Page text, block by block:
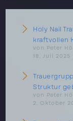
Holy Nail
kraftvollen
von Peter
18. Juli 2025
Struktur
von Peter
2. Oktober